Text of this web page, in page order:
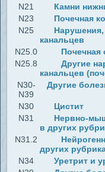
N21
Камни
N23
Почечная
N25
канальцев
N25.0
Почечная
N25.8
Другие
канальцев
N30-
N39
Другие
N30
Цистит
N31
Нервно-
в других
N31.2
других
N34
Уретрит и